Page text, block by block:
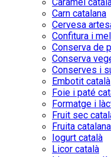
Carn catalana
Cervesa
Confitura i
Conserva de
Conserva
Conserves i
Embotit català
Foie i paté
Formatge i
Fruit sec
Fruita catalana
Iogurt català
Licor català